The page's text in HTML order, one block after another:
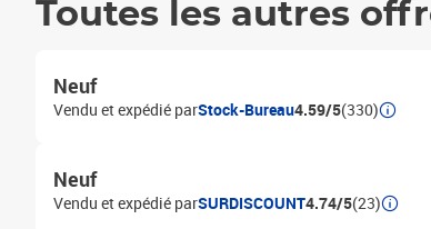
Toutes les autres
Neuf
Vendu et expédié parStock-Bureau4.59/5(330)
Neuf
Vendu et expédié parSURDISCOUNT4.74/5(23)